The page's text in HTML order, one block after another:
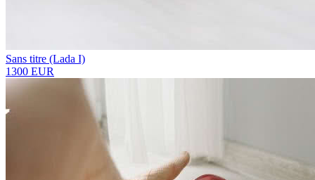
Sans titre (Lada I)
1300 EUR